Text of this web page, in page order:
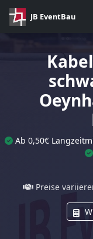
JB EventBau
Ab 0,50€
Preise